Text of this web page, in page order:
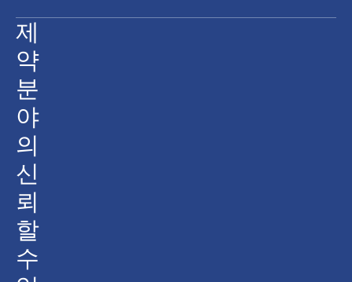
제
약
분
야
의
신
뢰
할
수